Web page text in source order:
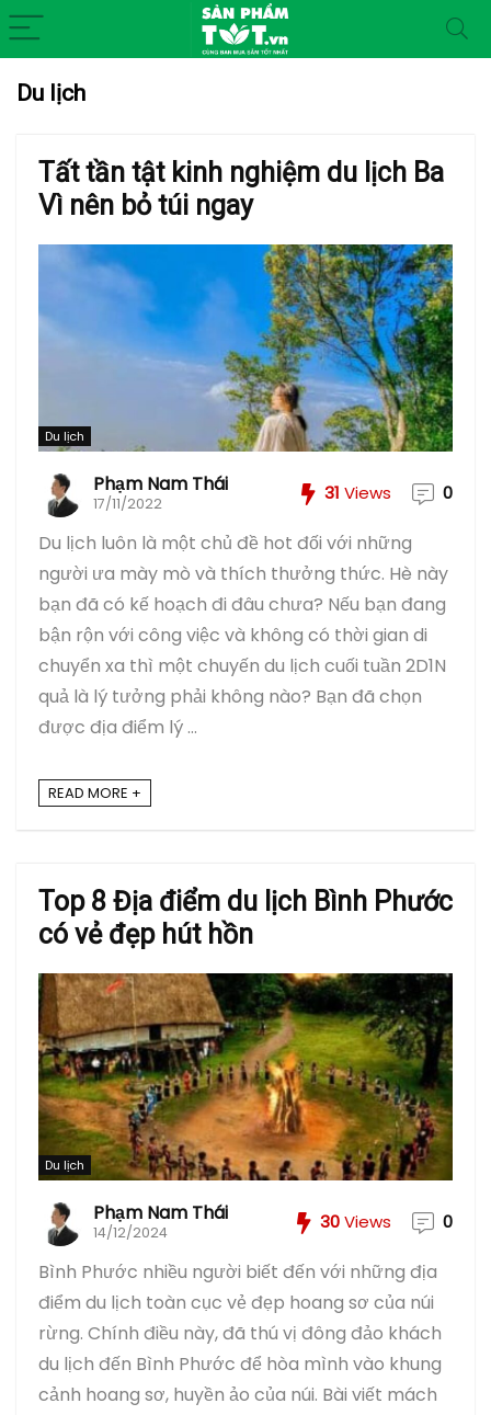
Du lịch
Tất tần tật kinh nghiệm du lịch Ba
Vì nên bỏ túi ngay
Du lịch
Phạm Nam Thái
17/11/2022 31 Views 0
Du lịch luôn là một chủ đề hot đối với những
người ưa mày mò và thích thưởng thức. Hè này
bạn đã có kế hoạch đi đâu chưa? Nếu bạn đang
bận rộn với công việc và không có thời gian di
chuyển xa thì một chuyến du lịch cuối tuần 2D1N
quả là lý tưởng phải không nào? Bạn đã chọn
được địa điểm lý ...
READ MORE +
Top 8 Địa điểm du lịch Bình Phước
có vẻ đẹp hút hồn
Du lịch
Phạm Nam Thái
14/12/2024 30Views 0
Bình Phước nhiều người biết đến với những địa
điểm du lịch toàn cục vẻ đẹp hoang sơ của núi
rừng. Chính điều này, đã thú vị đông đảo khách
du lịch đến Bình Phước để hòa mình vào khung
cảnh hoang sơ, huyền ảo của núi. Bài viết mách